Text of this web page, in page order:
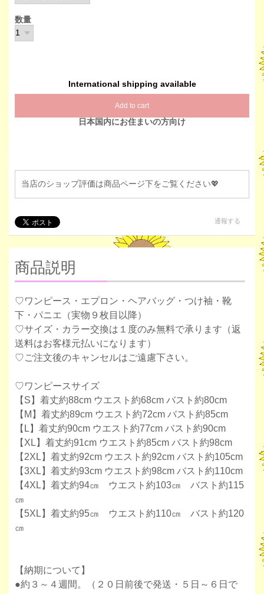
数量
International shipping available
Add to cart
日本国内にお住まいの方向け
当店のショップ評価は商品ページ下をご覧ください💖
通報する
商品説明
♡ワンピース・エプロン・ヘアバッグ・つけ袖・靴
下・パニエ（実物９枚目以降）
♡サイズ・カラー交換は１度のみ無料で承ります（返
送料はお客様元払いになります）
♡ご注文後のキャンセルはご遠慮下さい。
♡ワンピースサイズ
【S】着丈約88cm ウエスト約68cm バスト約80cm
【M】着丈約89cm ウエスト約72cm バスト約85cm
【L】着丈約90cm ウエスト約77cm バスト約90cm
【XL】着丈約91cm ウエスト約85cm バスト約98cm
【2XL】着丈約92cm ウエスト約92cm バスト約105cm
【3XL】着丈約93cm ウエスト約98cm バスト約110cm
【4XL】着丈約94㎝ ウエスト約103㎝ バスト約115
㎝
【5XL】着丈約95㎝ ウエスト約110㎝ バスト約120
㎝
【納期について】
●約３～４週間。（２０日前後で発送・５日～６日で